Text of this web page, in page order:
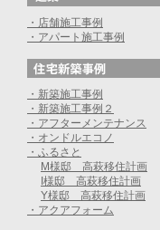
・店舗施工事例
・アパート施工事例
・新築施工事例
・新築施工事例２
・アフターメンテナンス
・オンドルエコノ
・ふるさと
M様邸 高萩移住計画
I様邸 高萩移住計画
Y様邸 高萩移住計画
・アクアフォーム